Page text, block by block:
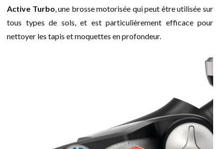
Active Turbo , une brosse motorisée qui peut être utilisée sur
tous types de sols, et est particulièrement efficace pour
nettoyer les tapis et moquettes en profondeur.